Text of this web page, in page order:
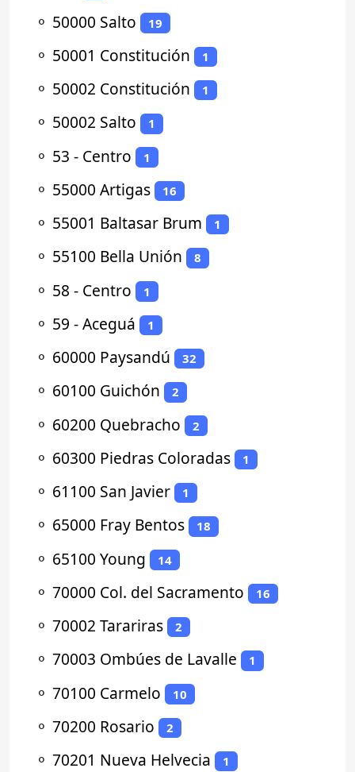
⚬ 50000 Salto 19
⚬ 50001 Constitución 1
⚬ 50002 Constitución 1
⚬ 50002 Salto 1
⚬ 53 - Centro 1
⚬ 55000 Artigas 16
⚬ 55001 Baltasar Brum 1
⚬ 55100 Bella Unión 8
⚬ 58 - Centro 1
⚬ 59 - Aceguá 1
⚬ 60000 Paysandú 32
⚬ 60100 Guichón 2
⚬ 60200 Quebracho 2
⚬ 60300 Piedras Coloradas 1
⚬ 61100 San Javier 1
⚬ 65000 Fray Bentos 18
⚬ 65100 Young 14
⚬ 70000 Col. del Sacramento 16
⚬ 70002 Tarariras 2
⚬ 70003 Ombúes de Lavalle 1
⚬ 70100 Carmelo 10
⚬ 70200 Rosario 2
⚬ 70201 Nueva Helvecia 1